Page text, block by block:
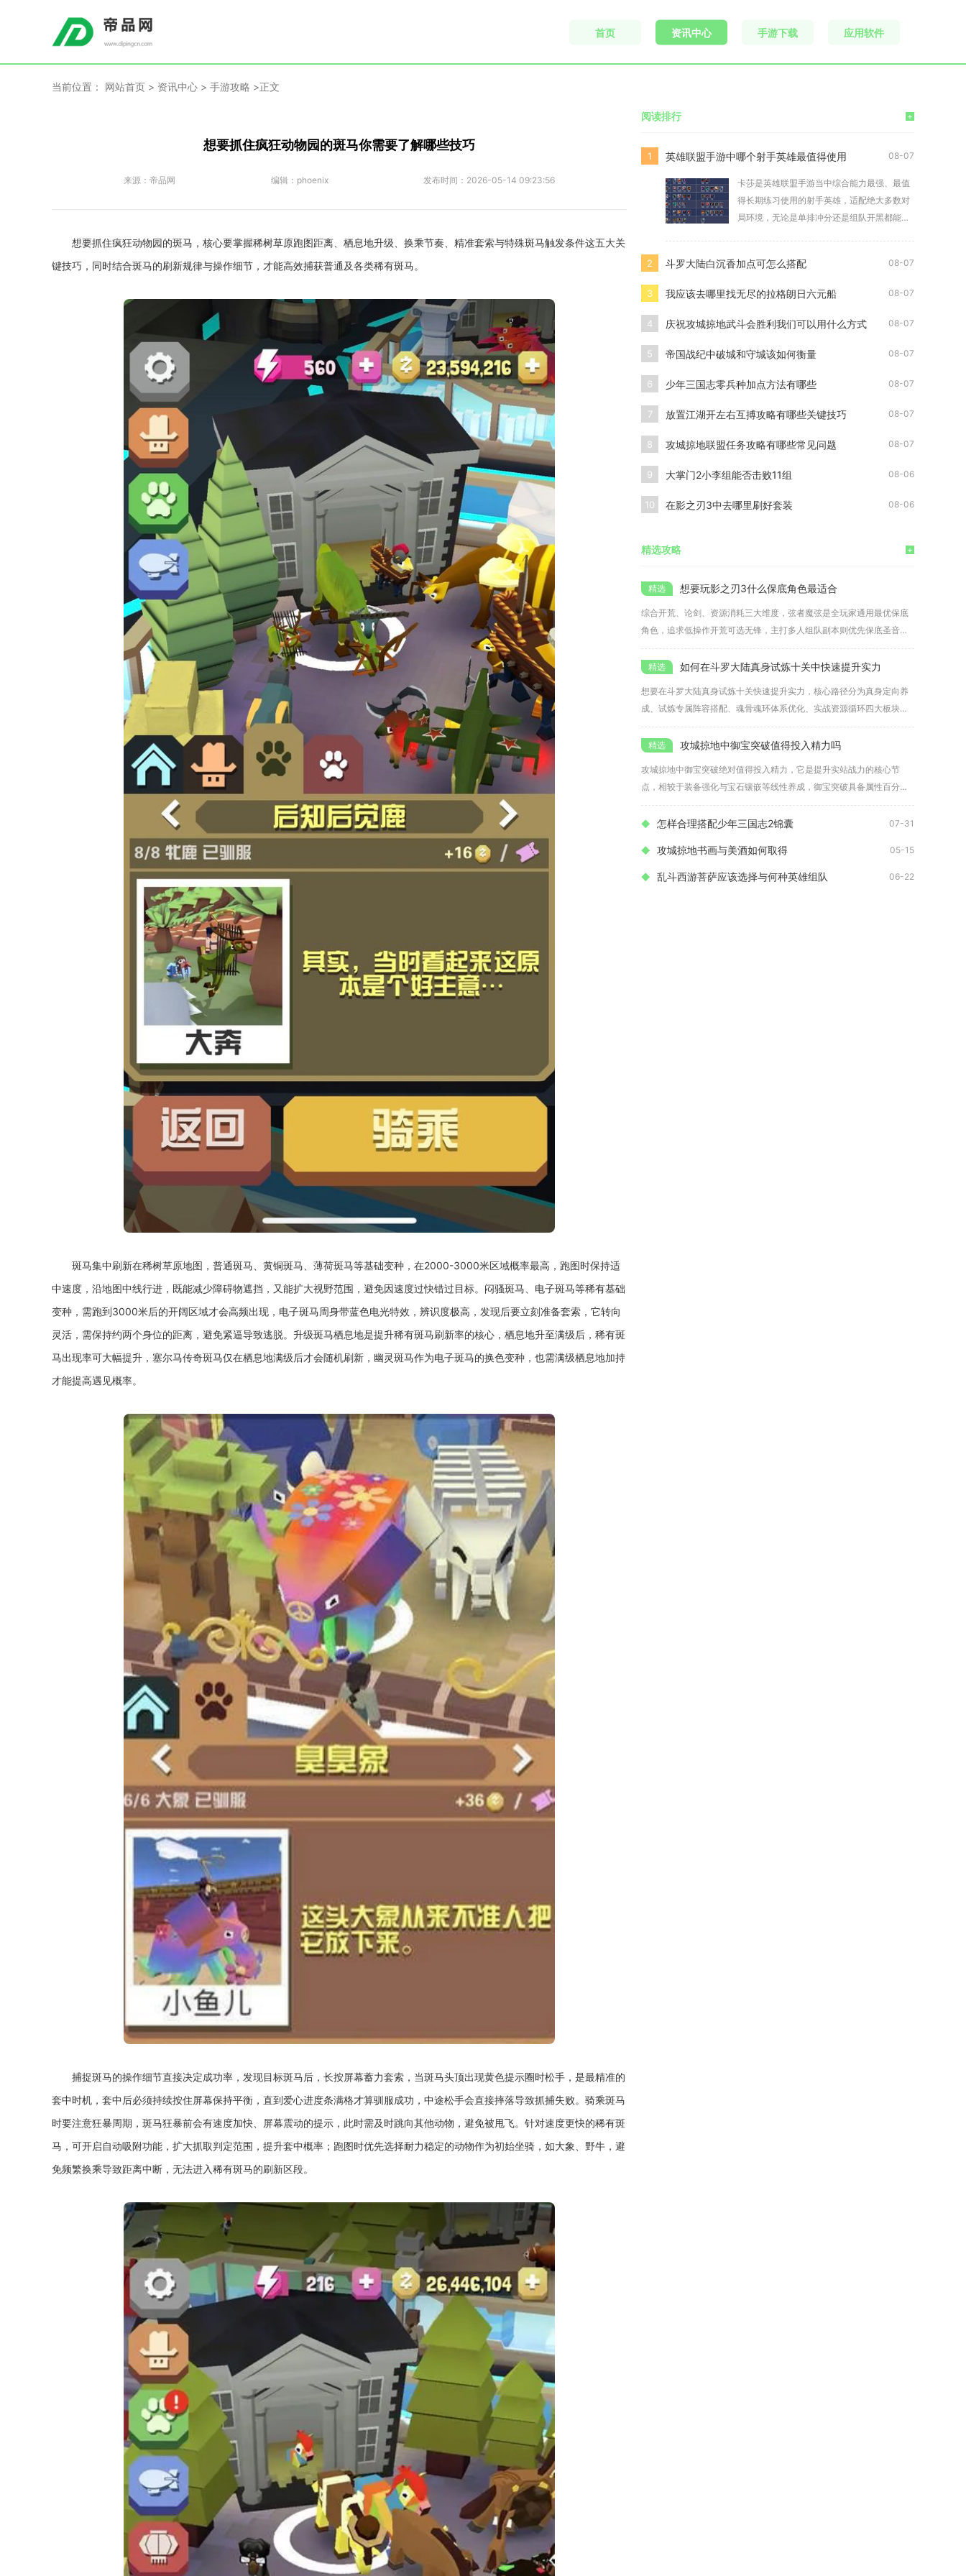
首页 资讯中心 手游下载 应用软件
当前位置： 网站首页 > 资讯中心 > 手游攻略 >正文
想要抓住疯狂动物园的斑马你需要了解哪些技巧
来源： 帝品网 编辑： phoenix 发布时间： 2026-05-14 09:23:56
想要抓住疯狂动物园的斑马，核心要掌握稀树草原跑图距离、栖息地升级、换乘节奏、精准套索与特殊斑马触发条件这五大关
键技巧，同时结合斑马的刷新规律与操作细节，才能高效捕获普通及各类稀有斑马。
斑马集中刷新在稀树草原地图，普通斑马、黄铜斑马、薄荷斑马等基础变种，在2000-3000米区域概率最高，跑图时保持适
中速度，沿地图中线行进，既能减少障碍物遮挡，又能扩大视野范围，避免因速度过快错过目标。闷骚斑马、电子斑马等稀有基础
变种，需跑到3000米后的开阔区域才会高频出现，电子斑马周身带蓝色电光特效，辨识度极高，发现后要立刻准备套索，它转向
灵活，需保持约两个身位的距离，避免紧逼导致逃脱。升级斑马栖息地是提升稀有斑马刷新率的核心，栖息地升至满级后，稀有斑
马出现率可大幅提升，塞尔马传奇斑马仅在栖息地满级后才会随机刷新，幽灵斑马作为电子斑马的换色变种，也需满级栖息地加持
才能提高遇见概率。
捕捉斑马的操作细节直接决定成功率，发现目标斑马后，长按屏幕蓄力套索，当斑马头顶出现黄色提示圈时松手，是最精准的
套中时机，套中后必须持续按住屏幕保持平衡，直到爱心进度条满格才算驯服成功，中途松手会直接摔落导致抓捕失败。骑乘斑马
时要注意狂暴周期，斑马狂暴前会有速度加快、屏幕震动的提示，此时需及时跳向其他动物，避免被甩飞。针对速度更快的稀有斑
马，可开启自动吸附功能，扩大抓取判定范围，提升套中概率；跑图时优先选择耐力稳定的动物作为初始坐骑，如大象、野牛，避
免频繁换乘导致距离中断，无法进入稀有斑马的刷新区段。
阅读排行 +
1 英雄联盟手游中哪个射手英雄最值得使用 08-07
卡莎是英雄联盟手游当中综合能力最强、最值
得长期练习使用的射手英雄，适配绝大多数对
局环境，无论是单排冲分还是组队开黑都能稳
2 斗罗大陆白沉香加点可怎么搭配 08-07
3 我应该去哪里找无尽的拉格朗日六元船 08-07
4 庆祝攻城掠地武斗会胜利我们可以用什么方式 08-07
5 帝国战纪中破城和守城该如何衡量 08-07
6 少年三国志零兵种加点方法有哪些 08-07
7 放置江湖开左右互搏攻略有哪些关键技巧 08-07
8 攻城掠地联盟任务攻略有哪些常见问题 08-07
9 大掌门2小李组能否击败11组 08-06
10 在影之刃3中去哪里刷好套装 08-06
精选攻略 +
想要玩影之刃3什么保底角色最适合
综合开荒、论剑、资源消耗三大维度，弦者魔弦是全玩家通用最优保底
角色，追求低操作开荒可选无锋，主打多人组队副本则优先保底圣音，
三类角
如何在斗罗大陆真身试炼十关中快速提升实力
想要在斗罗大陆真身试炼十关快速提升实力，核心路径分为真身定向养
成、试炼专属阵容搭配、魂骨魂环体系优化、实战资源循环四大板块，
集中资
攻城掠地中御宝突破值得投入精力吗
攻城掠地中御宝突破绝对值得投入精力，它是提升实站战力的核心节
点，相较于装备强化与宝石镶嵌等线性养成，御宝突破具备属性百分比
成长与专
怎样合理搭配少年三国志2锦囊 07-31
攻城掠地书画与美酒如何取得 05-15
乱斗西游菩萨应该选择与何种英雄组队 06-22